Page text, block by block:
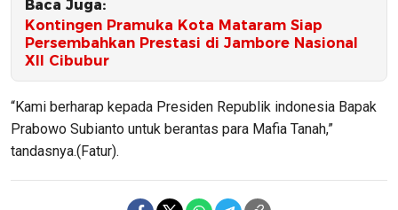
Baca Juga:
Kontingen Pramuka Kota Mataram Siap
Persembahkan Prestasi di Jambore Nasional
XII Cibubur
“Kami berharap kepada Presiden Republik indonesia Bapak
Prabowo Subianto untuk berantas para Mafia Tanah,”
tandasnya.(Fatur).